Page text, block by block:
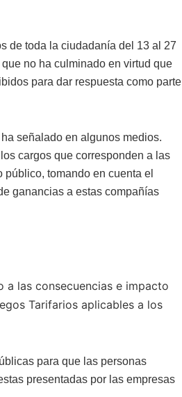
de toda la ciudadanía del 13 al 27
no ha culminado en virtud que
para dar respuesta como parte
señalado en algunos medios.
cargos que corresponden a las
tomando en cuenta el
ganancias a estas compañías
a las consecuencias e impacto
Tarifarios aplicables a los
para que las personas
presentadas por las empresas